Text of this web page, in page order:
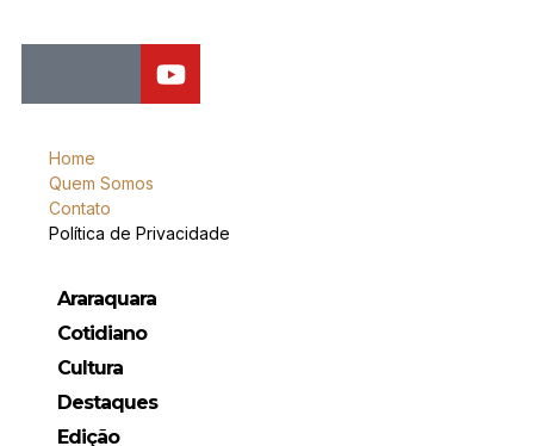
Home
Quem Somos
Contato
Política de Privacidade
Araraquara
Cotidiano
Cultura
Destaques
Edição